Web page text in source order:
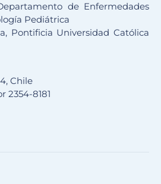
de Enfermedades
Pediátrica
Pontificia Universidad Católica
Chile
2354-8181